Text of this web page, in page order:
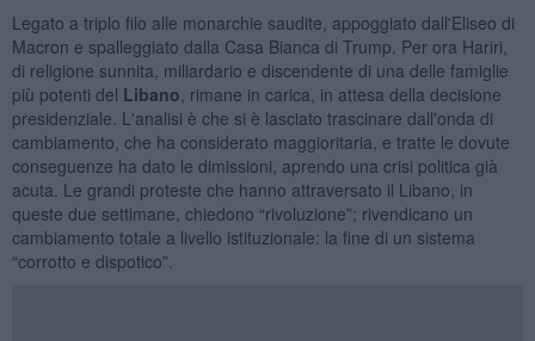
Legato a triplo filo alle monarchie saudite, appoggiato dall'Eliseo di
Macron e spalleggiato dalla Casa Bianca di Trump. Per ora Hariri,
di religione sunnita, miliardario e discendente di una delle famiglie
più potenti del Libano , rimane in carica, in attesa della decisione
presidenziale. L'analisi è che si è lasciato trascinare dall'onda di
cambiamento, che ha considerato maggioritaria, e tratte le dovute
conseguenze ha dato le dimissioni, aprendo una crisi politica già
acuta. Le grandi proteste che hanno attraversato il Libano, in
queste due settimane, chiedono “rivoluzione”; rivendicano un
cambiamento totale a livello istituzionale: la fine di un sistema
“corrotto e dispotico”.